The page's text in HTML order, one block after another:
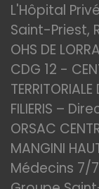
L'Hôpital
Saint-Priest,
OHS DE
CDG 12 -
FILIERIS –
ORSAC
MANGINI
Médecins 7/7